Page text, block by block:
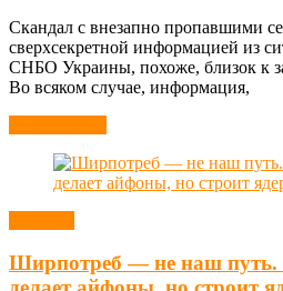
Скандал с внезапно пропавшими
сверхсекретной информацией из
СНБО Украины, похоже, близок к
Во всяком случае, информация,
Ширпотреб — не наш путь.